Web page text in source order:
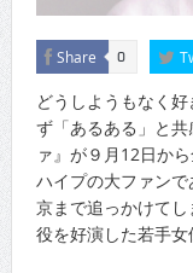
Share 0
どうしようもなく
ず「あるある」と
ァ』が９月12日か
ハイプの大ファン
京まで追っかけて
役を好演した若手女